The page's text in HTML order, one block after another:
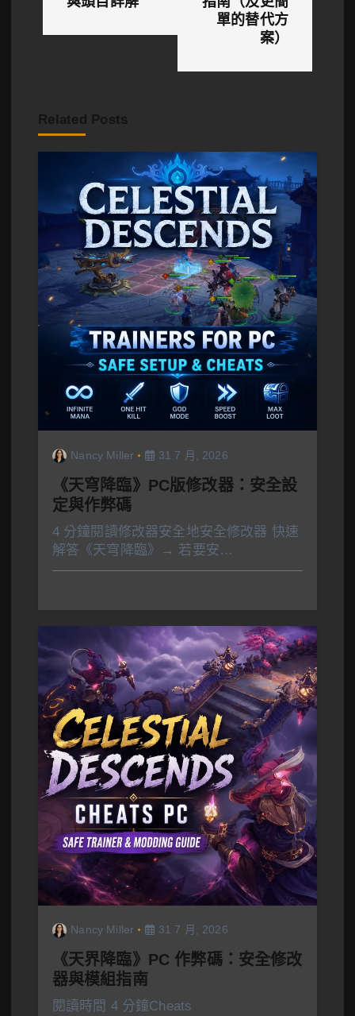
單的替代方
案）
Related Posts
Nancy Miller 31 7 月, 2026
《天穹降臨》PC版修改器：安全設
定與作弊碼
4 分鐘閱讀修改器安全地安全修改器 快速
解答《天穹降臨》→ 若要安…
Nancy Miller 31 7 月, 2026
《天界降臨》PC 作弊碼：安全修改
器與模組指南
閱讀時間 4 分鐘Cheats